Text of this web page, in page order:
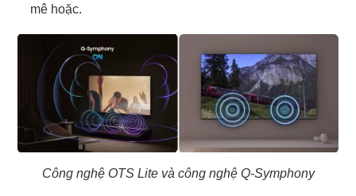
mê hoặc.
Công nghệ OTS Lite và công nghệ Q-Symphony